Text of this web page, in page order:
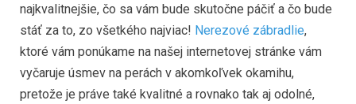
najkvalitnejšie, čo sa vám bude skutočne páčiť a čo bude
stáť za to, zo všetkého najviac! Nerezové zábradlie,
ktoré vám ponúkame na našej internetovej stránke vám
vyčaruje úsmev na perách v akomkoľvek okamihu,
pretože je práve také kvalitné a rovnako tak aj odolné,